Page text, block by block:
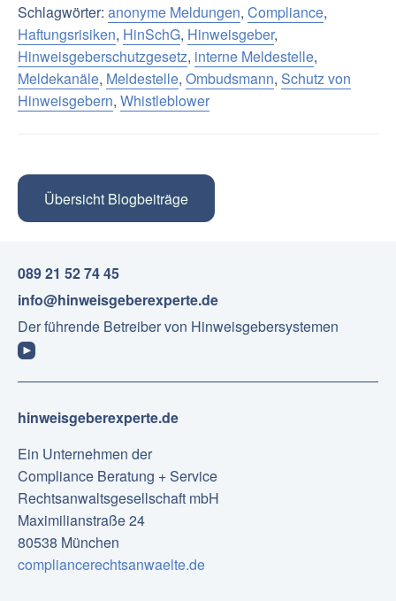
Schlagwörter: anonyme Meldungen, Compliance,
Haftungsrisiken, HinSchG, Hinweisgeber,
Hinweisgeberschutzgesetz, interne Meldestelle,
Meldekanäle, Meldestelle, Ombudsmann, Schutz von
Hinweisgebern, Whistleblower
Übersicht Blogbeiträge
089 21 52 74 45
info@hinweisgeberexperte.de
Der führende Betreiber von Hinweisgebersystemen
hinweisgeberexperte.de
Ein Unternehmen der
Compliance Beratung + Service
Rechtsanwaltsgesellschaft mbH
Maximilianstraße 24
80538 München
compliancerechtsanwaelte.de